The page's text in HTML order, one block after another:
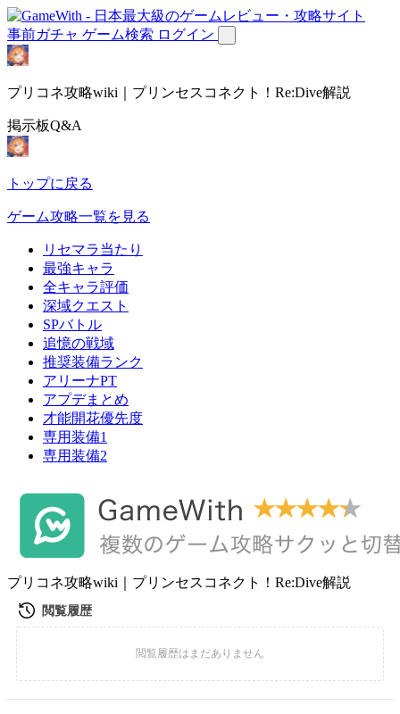
事前ガチャ ゲーム検索 ログイン
プリコネ攻略wiki｜プリンセスコネクト！Re:Dive解説
掲示板Q&A
トップに戻る
ゲーム攻略一覧を見る
リセマラ当たり
最強キャラ
全キャラ評価
深域クエスト
SPバトル
追憶の戦域
推奨装備ランク
アリーナPT
アプデまとめ
才能開花優先度
専用装備1
専用装備2
プリコネ攻略wiki｜プリンセスコネクト！Re:Dive解説